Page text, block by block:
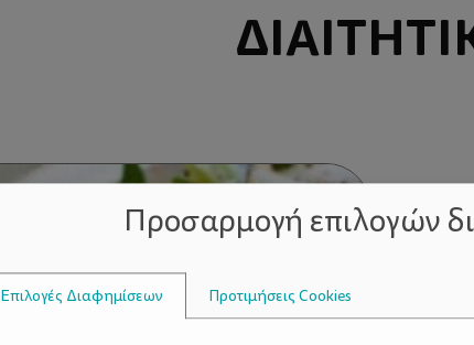
Προσαρμογή επιλογών
Επιλογές Διαφημίσεων Προτιμήσεις Cookies